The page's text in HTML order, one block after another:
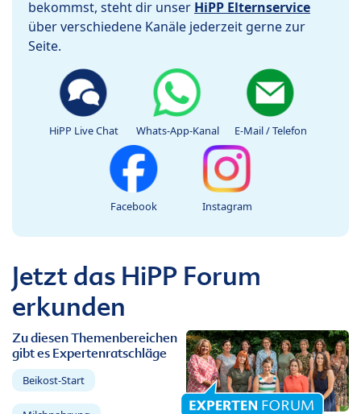
bekommst, steht dir unser HiPP Elternservice
über verschiedene Kanäle jederzeit gerne zur
Seite.
HiPP Live Chat Whats-App-Kanal E-Mail / Telefon
Facebook Instagram
Jetzt das HiPP Forum
erkunden
Zu diesen Themenbereichen
gibt es Expertenratschläge
Beikost-Start